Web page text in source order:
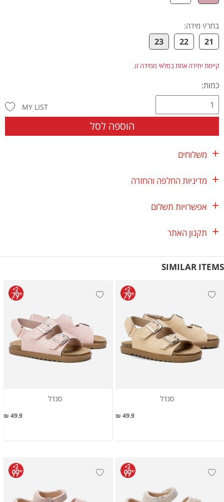
בחר/י מידה:
21
22
23
קיימת יחידה אחת במלאי ממידה זו.
כמות:
הוספה לסל
MY LIST
משלוחים
מדיניות החלפה והחזרה
אפשרויות תשלום
תקנון האתר
SIMILAR ITEMS
סנדל
49.9 ₪
סנדל
49.9 ₪